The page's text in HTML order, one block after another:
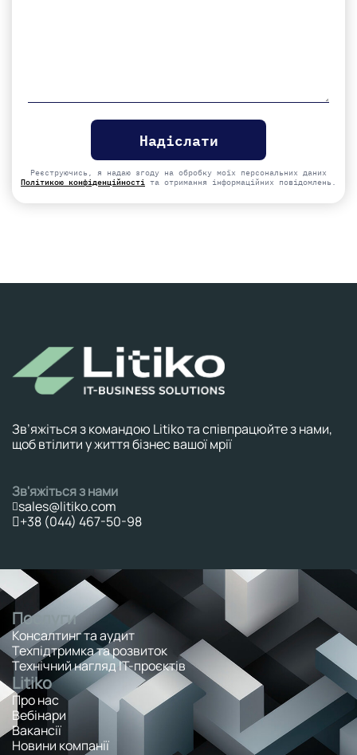
empty.
Реєструючись, я надаю згоду на обробку моїх персональних даних
Політикою конфіденційності та отримання інформаційних повідомлень.
Зв’яжіться з командою Litiko та співпрацюйте з нами,
щоб втілити у життя бізнес вашої мрії
Зв'яжіться з нами
sales@litiko.com
+38 (044) 467-50-98
Послуги
Консалтинг та аудит
Техпідтримка та розвиток
Технічний нагляд ІТ-проєктів
Litiko
Про нас
Вебінари
Вакансії
Новини компанії